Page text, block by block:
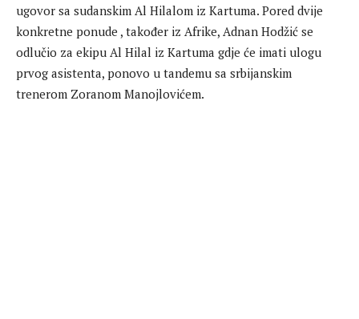
ugovor sa sudanskim Al Hilalom iz Kartuma. Pored dvije
konkretne ponude , također iz Afrike, Adnan Hodžić se
odlučio za ekipu Al Hilal iz Kartuma gdje će imati ulogu
prvog asistenta, ponovo u tandemu sa srbijanskim
trenerom Zoranom Manojlovićem.